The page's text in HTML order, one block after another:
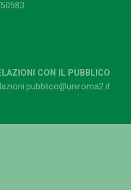
CON IL PUBBLICO